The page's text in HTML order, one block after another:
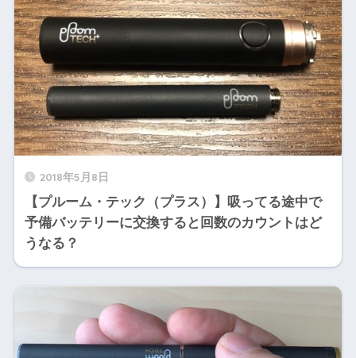
2018年5月8日
【プルーム・テック（プラス）】吸ってる途中で
予備バッテリーに交換すると回数のカウントはど
うなる？